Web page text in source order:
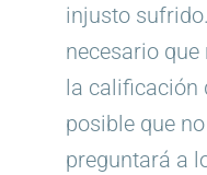
injusto
necesario
la calificación
posible que
preguntará a